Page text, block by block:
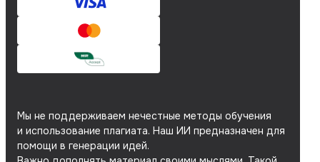
Мы не поддерживаем нечестные методы обучения
и использование плагиата. Наш ИИ предназначен для
помощи в генерации идей.